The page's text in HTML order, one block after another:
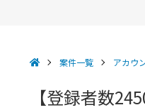
案件一覧 アカウ
【登録者数